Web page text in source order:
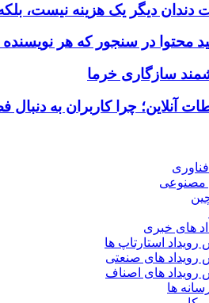
دندان دیگر یک هزینه نیست،
سازگاری خرما
آنلاین؛ چرا کاربران به
فناوری
های خبری
استارتاپ ها
های صنعتی
های اصناف
ها